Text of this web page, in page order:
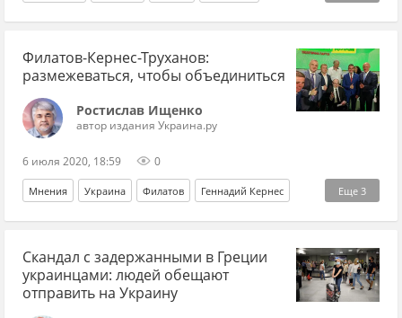
коронавирус карантин
Филатов-Кернес-Труханов:
размежеваться, чтобы объединиться
Ростислав Ищенко
автор издания Украина.ру
6 июля 2020, 18:59 0
Еще 3
Мнения Украина Филатов Геннадий Кернес
Геннадий Труханов Владимир Зеленский
местные выборы
Скандал с задержанными в Греции
украинцами: людей обещают
отправить на Украину